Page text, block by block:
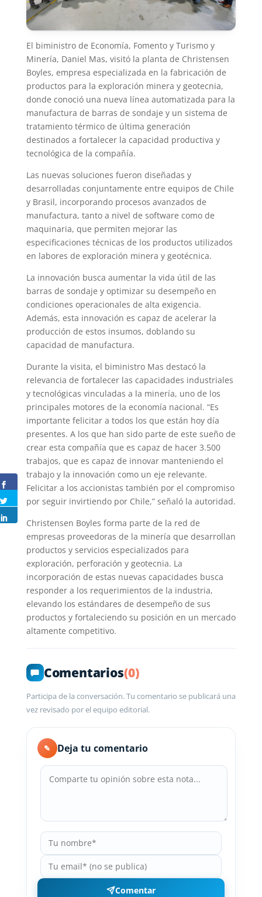
El biministro de Economía, Fomento y Turismo y
Minería, Daniel Mas, visitó la planta de Christensen
Boyles, empresa especializada en la fabricación de
productos para la exploración minera y geotecnia,
donde conoció una nueva línea automatizada para la
manufactura de barras de sondaje y un sistema de
tratamiento térmico de última generación
destinados a fortalecer la capacidad productiva y
tecnológica de la compañía.
Las nuevas soluciones fueron diseñadas y
desarrolladas conjuntamente entre equipos de Chile
y Brasil, incorporando procesos avanzados de
manufactura, tanto a nivel de software como de
maquinaria, que permiten mejorar las
especificaciones técnicas de los productos utilizados
en labores de exploración minera y geotécnica.
La innovación busca aumentar la vida útil de las
barras de sondaje y optimizar su desempeño en
condiciones operacionales de alta exigencia.
Además, esta innovación es capaz de acelerar la
producción de estos insumos, doblando su
capacidad de manufactura.
Durante la visita, el biministro Mas destacó la
relevancia de fortalecer las capacidades industriales
y tecnológicas vinculadas a la minería, uno de los
principales motores de la economía nacional. “Es
importante felicitar a todos los que están hoy día
presentes. A los que han sido parte de este sueño de
crear esta compañía que es capaz de hacer 3.500
trabajos, que es capaz de innovar manteniendo el
trabajo y la innovación como un eje relevante.
Felicitar a los accionistas también por el compromiso
por seguir invirtiendo por Chile,” señaló la autoridad.
Christensen Boyles forma parte de la red de
empresas proveedoras de la minería que desarrollan
productos y servicios especializados para
exploración, perforación y geotecnia. La
incorporación de estas nuevas capacidades busca
responder a los requerimientos de la industria,
elevando los estándares de desempeño de sus
productos y fortaleciendo su posición en un mercado
altamente competitivo.
Comentarios(0)
Participa de la conversación. Tu comentario se publicará una
vez revisado por el equipo editorial.
✎ Deja tu comentario
Comentar